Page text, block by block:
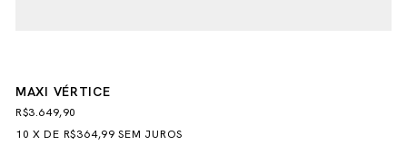
MAXI VÉRTICE
R$3.649,90
10 XDE R$364,99 SEM JUROS